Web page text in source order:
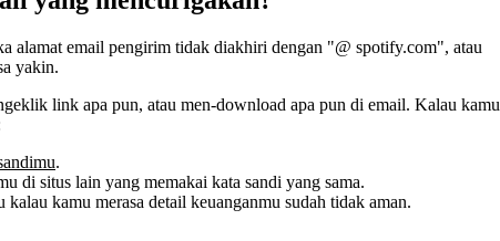
alamat email pengirim tidak diakhiri dengan "@ spotify.com", atau
yakin.
link apa pun, atau men-download apa pun di email. Kalau kamu
.
di situs lain yang memakai kata sandi yang sama.
kamu merasa detail keuanganmu sudah tidak aman.